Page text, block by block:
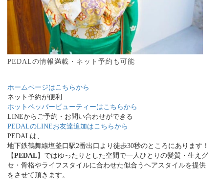
PEDALの情報満載・ネット予約も可能
ホームページはこちらから
ネット予約が便利
ホットペッパービューティーはこちらから
LINEからご予約・お問い合わせができる
PEDALのLINEお友達追加はこちらから
PEDALは、
地下鉄鶴舞線塩釜口駅2番出口より徒歩30秒のところにあります！
【PEDAL】ではゆったりとした空間で一人ひとりの髪質・生えグ
セ・骨格やライフスタイルに合わせた似合うヘアスタイルを提供
をさせて頂きます。